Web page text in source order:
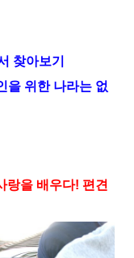
찾아보기
을 위한 나라는 없
랑을 배우다! 편견